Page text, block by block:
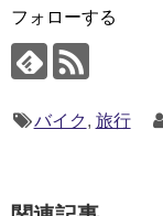
フォローする
バイク , 旅行